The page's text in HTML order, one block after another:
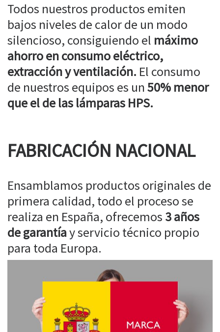
Todos nuestros productos emiten
bajos niveles de calor de un modo
silencioso, consiguiendo el máximo
ahorro en consumo eléctrico,
extracción y ventilación. El consumo
de nuestros equipos es un50% menor
que el de las lámparas HPS.
FABRICACIÓN NACIONAL
Ensamblamos productos originales de
primera calidad, todo el proceso se
realiza en España, ofrecemos 3 años
de garantíay servicio técnico propio
para toda Europa.